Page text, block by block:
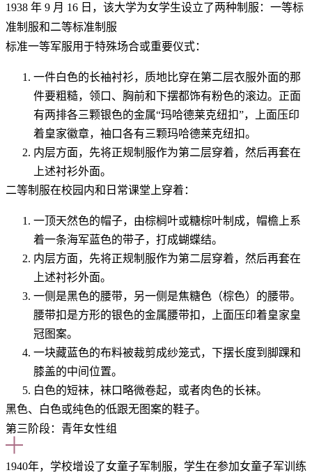
1938 年 9 月 16 日，该大学为女学生设立了两种制服：一等标
准制服和二等标准制服
标准一等军服用于特殊场合或重要仪式：
一件白色的长袖衬衫，质地比穿在第二层衣服外面的那
件要粗糙，领口、胸前和下摆都饰有粉色的滚边。正面
有两排各三颗银色的金属“玛哈德莱克纽扣”，上面压印
着皇家徽章，袖口各有三颗玛哈德莱克纽扣。
内层方面，先将正规制服作为第二层穿着，然后再套在
上述衬衫外面。
二等制服在校园内和日常课堂上穿着：
一顶天然色的帽子，由棕榈叶或糖棕叶制成，帽檐上系
着一条海军蓝色的带子，打成蝴蝶结。
内层方面，先将正规制服作为第二层穿着，然后再套在
上述衬衫外面。
一侧是黑色的腰带，另一侧是焦糖色（棕色）的腰带。
腰带扣是方形的银色的金属腰带扣，上面压印着皇家皇
冠图案。
一块藏蓝色的布料被裁剪成纱笼式，下摆长度到脚踝和
膝盖的中间位置。
白色的短袜，袜口略微卷起，或者肉色的长袜。
黑色、白色或纯色的低跟无图案的鞋子。
第三阶段：青年女性组
1940年，学校增设了女童子军制服，学生在参加女童子军训练